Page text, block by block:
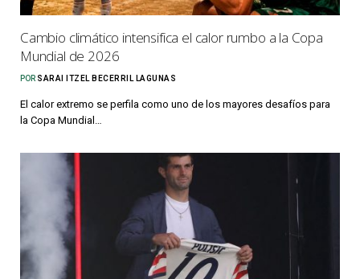
Cambio climático intensifica el calor rumbo a la Copa
Mundial de 2026
POR SARAI ITZEL BECERRIL LAGUNAS
El calor extremo se perfila como uno de los mayores desafíos para
la Copa Mundial…